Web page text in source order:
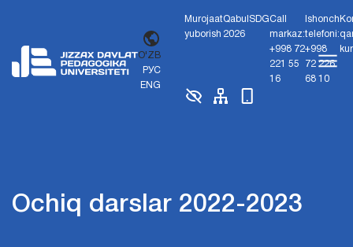
O'ZB
РУС
ENG
Murojaat
yuborish
Qabul
2026
SDGCall
markaz:
+998 72
221 55
16
Ishonch
telefoni:
+998
72 226
68 10
Ochiq darslar 2022-2023